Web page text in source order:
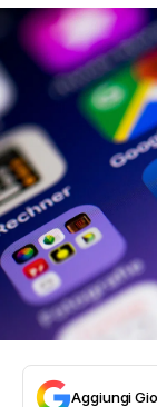
Contatti
Aggiungi